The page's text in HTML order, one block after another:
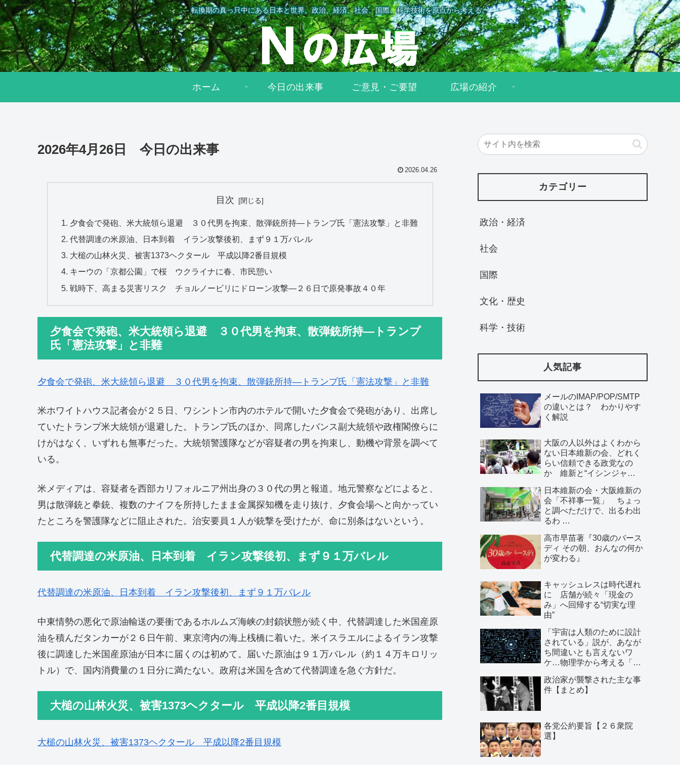
転換期の真っ只中にある日本と世界。政治、経済、社会、国際、科学技術を原点から考える。
ホーム 今日の出来事 ご意見・ご要望 広場の紹介
2026年4月26日 今日の出来事
2026.04.26
目次
夕食会で発砲、米大統領ら退避 ３０代男を拘束、散弾銃所持―トランプ氏「憲法攻撃」と非難
代替調達の米原油、日本到着 イラン攻撃後初、まず９１万バレル
大槌の山林火災、被害1373ヘクタール 平成以降2番目規模
キーウの「京都公園」で桜 ウクライナに春、市民憩い
戦時下、高まる災害リスク チョルノービリにドローン攻撃―２６日で原発事故４０年
夕食会で発砲、米大統領ら退避 ３０代男を拘束、散弾銃所持―トランプ
氏「憲法攻撃」と非難
夕食会で発砲、米大統領ら退避 ３０代男を拘束、散弾銃所持―トランプ氏「憲法攻撃」と非難
米ホワイトハウス記者会が２５日、ワシントン市内のホテルで開いた夕食会で発砲があり、出席し
ていたトランプ米大統領が退避した。トランプ氏のほか、同席したバンス副大統領や政権閣僚らに
けがはなく、いずれも無事だった。大統領警護隊などが容疑者の男を拘束し、動機や背景を調べて
いる。
米メディアは、容疑者を西部カリフォルニア州出身の３０代の男と報道。地元警察などによると、
男は散弾銃と拳銃、複数のナイフを所持したまま金属探知機を走り抜け、夕食会場へと向かってい
たところを警護隊などに阻止された。治安要員１人が銃撃を受けたが、命に別条はないという。
代替調達の米原油、日本到着 イラン攻撃後初、まず９１万バレル
代替調達の米原油、日本到着 イラン攻撃後初、まず９１万バレル
中東情勢の悪化で原油輸送の要衝であるホルムズ海峡の封鎖状態が続く中、代替調達した米国産原
油を積んだタンカーが２６日午前、東京湾内の海上桟橋に着いた。米イスラエルによるイラン攻撃
後に調達した米国産原油が日本に届くのは初めて。届いた原油は９１万バレル（約１４万キロリッ
トル）で、国内消費量の１日分に満たない。政府は米国を含めて代替調達を急ぐ方針だ。
大槌の山林火災、被害1373ヘクタール 平成以降2番目規模
大槌の山林火災、被害1373ヘクタール 平成以降2番目規模
カテゴリー
政治・経済
社会
国際
文化・歴史
科学・技術
人気記事
メールのIMAP/POP/SMTP
の違いとは？ わかりやす
く解説
大阪の人以外はよくわから
ない日本維新の会、どれく
らい信頼できる政党なの
か 維新と“イシンジャ
る、大阪で起きていること
日本維新の会・大阪維新の
会「不祥事一覧」 ちょっ
と調べただけで、出るわ出
るわ …
高市早苗著『30歳のバース
ディ その朝、おんなの何か
が変わる』
キャッシュレスは時代遅れ
に 店舗が続々「現金の
み」へ回帰する“切実な理
由”
「宇宙は人類のために設計
されている」説が、あなが
ち間違いとも言えないワ
ケ…物理学から考える「こ
政治家が襲撃された主な事
件【まとめ】
各党公約要旨【２６衆院
選】